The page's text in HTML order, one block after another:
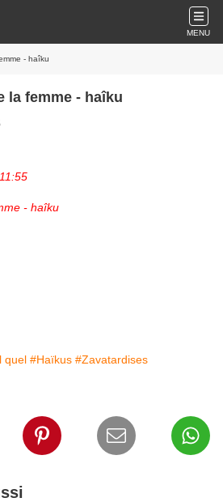
MENU
- haîku
la femme - haîku
- haîku
quel #Haïkus #Zavatardises